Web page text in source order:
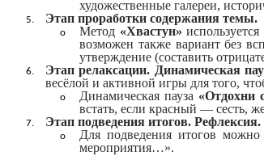
художественные галереи,
Этап проработки содержания темы.
Метод «Хвастун»
возможен также вариант без
утверждение (составить
Этап релаксации. Динамическая
весёлой и активной игры для того,
Динамическая пауза «Отдохни
встать, если красный — сесть,
Этап подведения итогов. Рефлексия.
Для подведения итогов можно
мероприятия…».